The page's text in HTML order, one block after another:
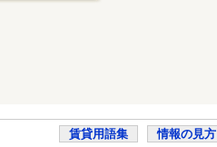
賃貸用語集 情報の見方